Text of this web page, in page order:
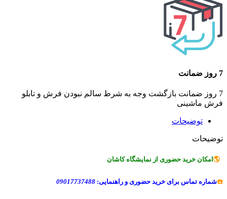
7 روز ضمانت
7 روز ضمانت بازگشت وجه به شرط سالم نبودن فرش و تابلو
فرش ماشینی
توضیحات
توضیحات
🌎 امکان خرید حضوری از نمایشگاه کاشان
☎️شماره تماس برای خرید حضوری و راهنمایی: 09017737488